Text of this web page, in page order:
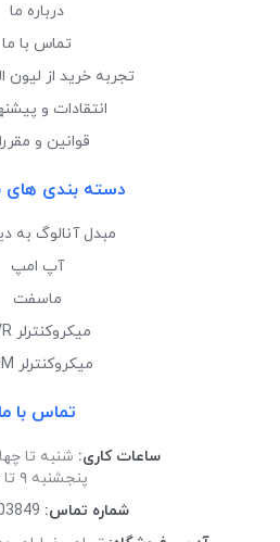
درباره ما
تماس با ما
تجربه خرید از لیون
انتقادات و
قوانین و
دسته بندی های
مبدل آنالوگ به
آپ امپ
ماسفت
میکروکنترلر AVR
میکروکنترلر ARM
تماس با ما
ساعات کاری: شنبه تا
پنجشنبه ۹ تا ۱۴
شماره تماس: